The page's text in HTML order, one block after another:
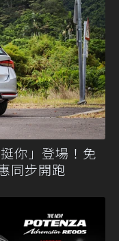
你」登場！免
同步開跑